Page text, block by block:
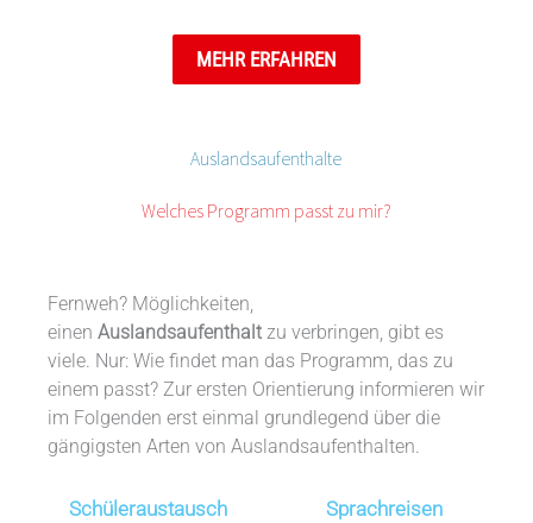
MEHR ERFAHREN
Auslandsaufenthalte
Welches Programm passt zu mir?
Fernweh? Möglichkeiten,
einenAuslandsaufenthalt zu verbringen, gibt es
viele. Nur: Wie findet man das Programm, das zu
einem passt? Zur ersten Orientierung informieren wir
im Folgenden erst einmal grundlegend über die
gängigsten Arten von Auslandsaufenthalten.
Schüleraustausch Sprachreisen